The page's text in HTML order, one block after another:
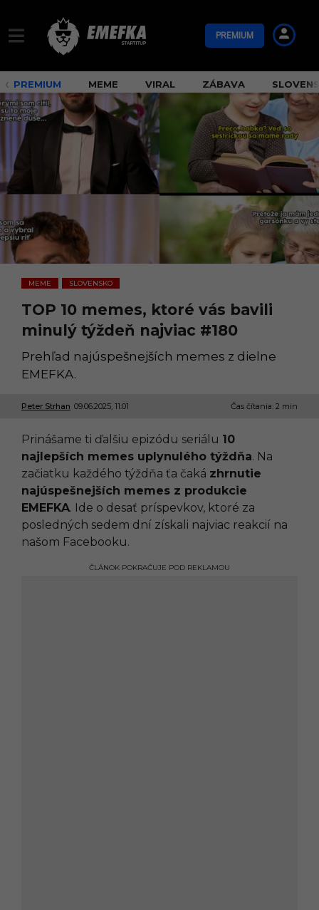
PREMIUM
PREMIUM MEME VIRAL ZÁBAVA
MEME
,
SLOVENSKO
TOP 10 memes, ktoré vás bavili
minulý týždeň najviac #180
Prehľad najúspešnejších memes z dielne
EMEFKA.
Peter Strhan 09.06.2025, 11:01
0
0
6
.
2
0
2
1
1
Čas čítania: 2 min
Prinášame ti ďalšiu epizódu seriálu 10
najlepších memes uplynulého týždňa. Na
začiatku každého týždňa ťa čaká zhrnutie
najúspešnejších memes z produkcie
EMEFKA. Ide o desať príspevkov, ktoré za
posledných sedem dní získali najviac reakcií na
našom Facebooku.
ČLÁNOK POKRAČUJE POD REKLAMOU